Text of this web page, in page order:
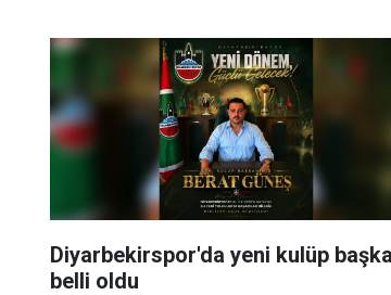
Diyarbekirspor'da yeni kulüp
belli oldu